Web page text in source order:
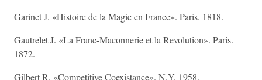
Garinet J. «Histoire de la Magie en France». Paris. 1818.
Gautrelet J. «La Franc-Maconnerie et la Revolution». Paris.
1872.
Gilbert R. «Competitive Coexistance». N.Y. 1958.